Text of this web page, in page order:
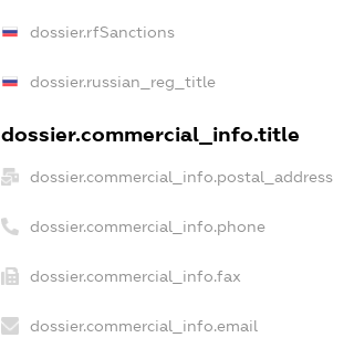
dossier.rfSanctions
dossier.russian_reg_title
dossier.commercial_info.title
dossier.commercial_info.postal_address
dossier.commercial_info.phone
dossier.commercial_info.fax
dossier.commercial_info.email